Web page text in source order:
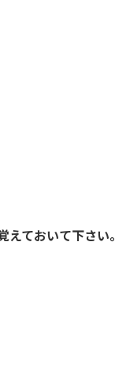
えておいて下さい。